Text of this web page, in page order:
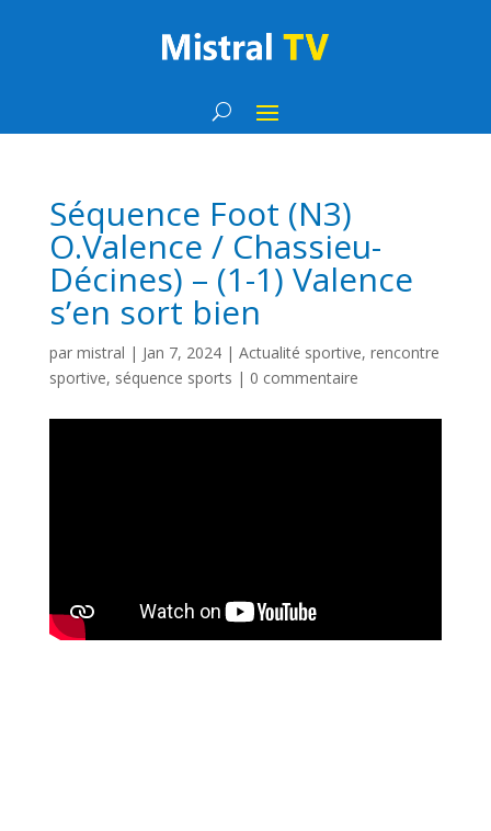
Séquence Foot (N3)
O.Valence / Chassieu-
Décines) – (1-1) Valence
s’en sort bien
par mistral | Jan 7, 2024| Actualité sportive, rencontre
sportive, séquence sports | 0 commentaire